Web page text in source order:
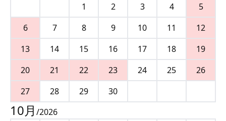
1
2 3 4
5
6
7 8 9 10 11
12
13
14 15 16 17 18
19
20
21 22 23 24 25
26
27
28 29 30
10月 /2026